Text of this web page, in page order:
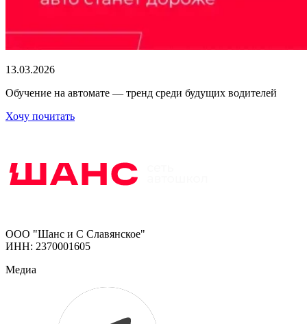
13.03.2026
Обучение на автомате — тренд среди будущих водителей
Хочу почитать
ООО "Шанс и С Славянское"
ИНН: 2370001605
Медиа